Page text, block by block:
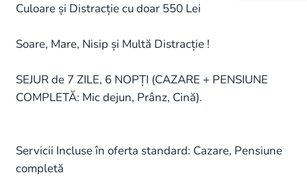
Culoare și Distracție cu doar 550 Lei
Soare, Mare, Nisip și Multă Distracție !
SEJUR de 7 ZILE, 6 NOPȚI (CAZARE + PENSIUNE
COMPLETĂ: Mic dejun, Prânz, Cină).
Servicii Incluse în oferta standard: Cazare, Pensiune
completă